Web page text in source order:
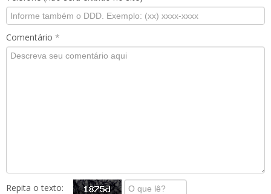
Comentário *
Repita o texto: